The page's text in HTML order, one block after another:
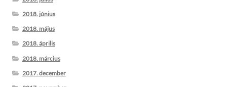
2018. június
2018. május
2018. április
2018. március
2017. december